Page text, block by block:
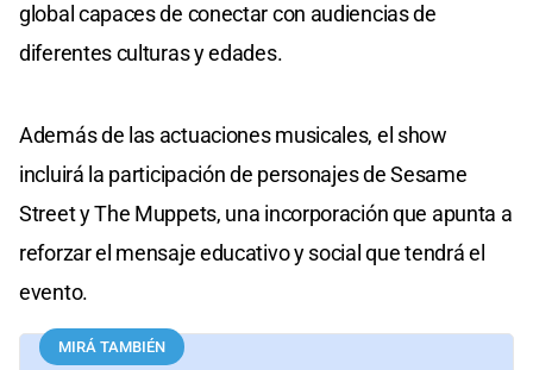
global capaces de conectar con audiencias de
diferentes culturas y edades.
Además de las actuaciones musicales, el show
incluirá la participación de personajes de Sesame
Street y The Muppets, una incorporación que apunta a
reforzar el mensaje educativo y social que tendrá el
evento.
MIRÁ TAMBIÉN